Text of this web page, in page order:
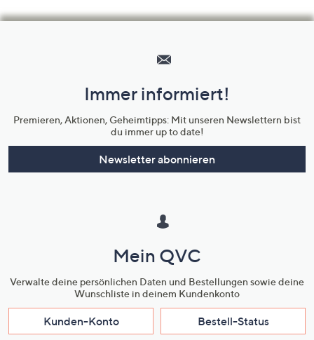
Unternehmensinformationen
Immer informiert!
Premieren, Aktionen, Geheimtipps: Mit unseren Newslettern bist
du immer up to date!
Newsletter abonnieren
Mein QVC
Verwalte deine persönlichen Daten und Bestellungen sowie deine
Wunschliste in deinem Kundenkonto
Kunden-Konto Bestell-Status